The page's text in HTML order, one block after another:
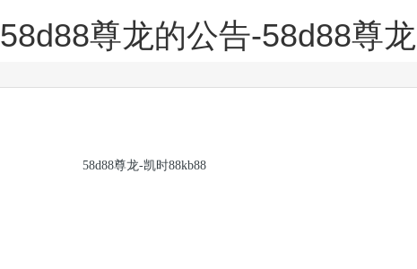
58d88尊龙的公告-58d88尊龙
58d88尊龙-凯时88kb88